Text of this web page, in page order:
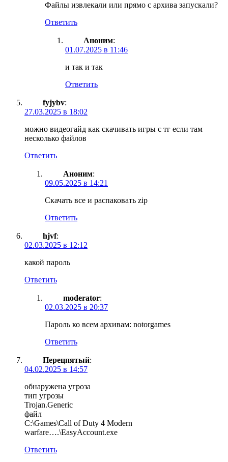
Файлы извлекали или прямо с архива запускали?
Ответить
Аноним:
01.07.2025 в 11:46
и так и так
Ответить
fyjybv:
27.03.2025 в 18:02
можно видеогайд как скачивать игры с тг если там
несколько файлов
Ответить
Аноним:
09.05.2025 в 14:21
Скачать все и распаковать zip
Ответить
hjvf:
02.03.2025 в 12:12
какой пароль
Ответить
moderator:
02.03.2025 в 20:37
Пароль ко всем архивам: notorgames
Ответить
Перецпятый:
04.02.2025 в 14:57
обнаружена угроза
тип угрозы
Trojan.Generic
файл
C:\Games\Call of Duty 4 Modern
warfare….\EasyAccount.exe
Ответить